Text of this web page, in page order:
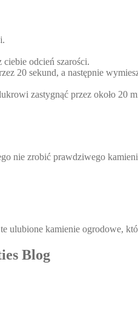
odcień szarości.
20 sekund, a następnie
zastygnąć przez około 20
nie zrobić prawdziwego
kamienie ogrodowe,
Blog